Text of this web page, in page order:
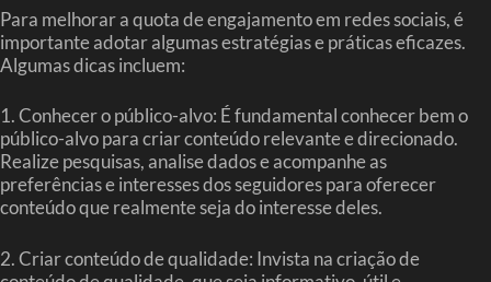
Para melhorar a quota de engajamento em redes sociais, é
importante adotar algumas estratégias e práticas eficazes.
Algumas dicas incluem:
1. Conhecer o público-alvo: É fundamental conhecer bem o
público-alvo para criar conteúdo relevante e direcionado.
Realize pesquisas, analise dados e acompanhe as
preferências e interesses dos seguidores para oferecer
conteúdo que realmente seja do interesse deles.
2. Criar conteúdo de qualidade: Invista na criação de